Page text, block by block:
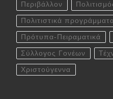
Περιβάλλον
Πολιτιστικά
Πρότυπα-Πειραματικά
Σύλλογος Γονέων
Χριστούγεννα